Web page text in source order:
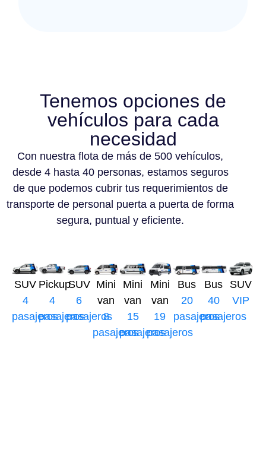
Tenemos opciones de
vehículos para cada
necesidad
Con nuestra flota de más de 500 vehículos,
desde 4 hasta 40 personas, estamos seguros
de que podemos cubrir tus requerimientos de
transporte de personal puerta a puerta de forma
segura, puntual y eficiente.
SUV
4
pasajeros
Pickup
4
pasajeros
SUV
6
pasajeros
Mini
van
8
pasajeros
Mini
van
15
pasajeros
Mini
van
19
pasajeros
Bus
20
pasajeros
Bus
40
pasajeros
SUV
VIP